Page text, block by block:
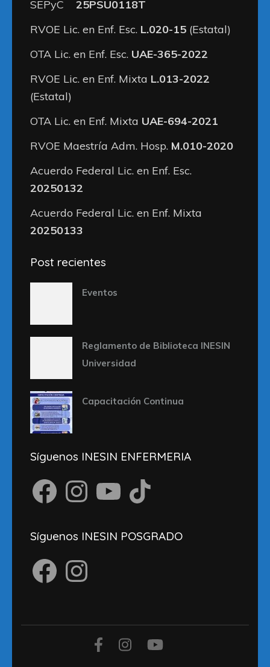
SEPyC 25PSU0118T
RVOE Lic. en Enf. Esc. L.020-15 (Estatal)
OTA Lic. en Enf. Esc. UAE-365-2022
RVOE Lic. en Enf. Mixta L.013-2022
(Estatal)
OTA Lic. en Enf. Mixta UAE-694-2021
RVOE Maestría Adm. Hosp. M.010-2020
Acuerdo Federal Lic. en Enf. Esc.
20250132
Acuerdo Federal Lic. en Enf. Mixta
20250133
Post recientes
Eventos
Reglamento de Biblioteca INESIN
Universidad
Capacitación Continua
Síguenos INESIN ENFERMERIA
FacebookInstagramYouTube TikTok
Síguenos INESIN POSGRADO
FacebookInstagram